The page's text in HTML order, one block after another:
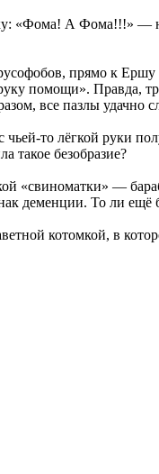
«Фома! А Фома!!!» —
прямо к
помощи». Правда,
все пазлы удачно
то лёгкой руки
такое безобразие?
«свиноматки» —
деменции. То ли ещё
котомкой, в